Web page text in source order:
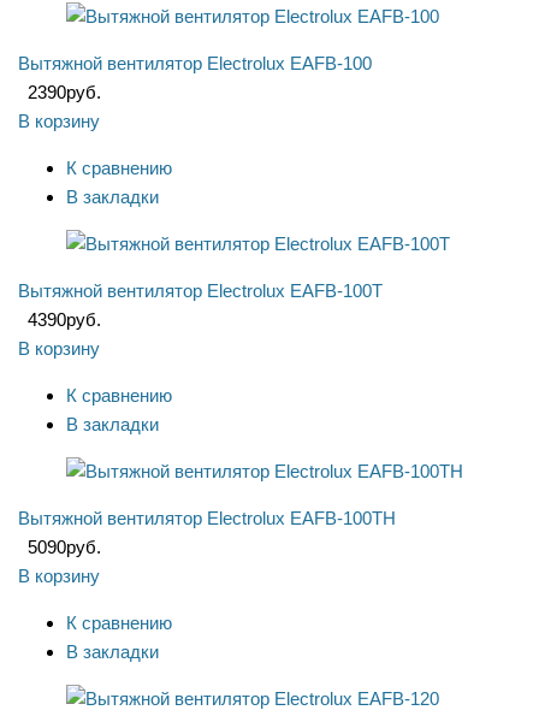
Вытяжной вентилятор Electrolux EAFB-100
2390руб.
В корзину
К сравнению
В закладки
Вытяжной вентилятор Electrolux EAFB-100T
4390руб.
В корзину
К сравнению
В закладки
Вытяжной вентилятор Electrolux EAFB-100TH
5090руб.
В корзину
К сравнению
В закладки